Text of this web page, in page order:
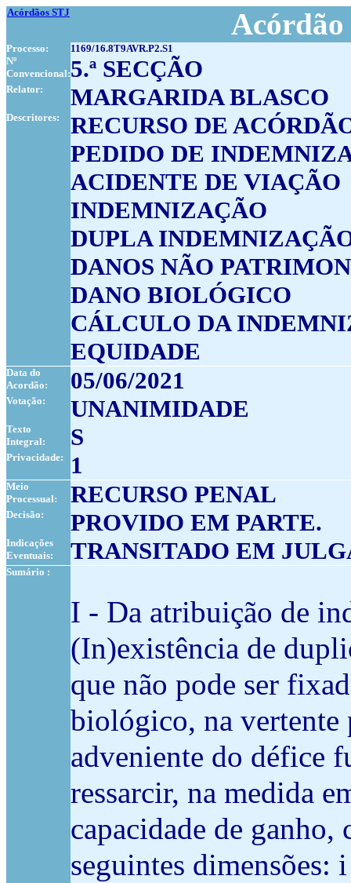
Acórdãos STJ
Processo:
1169/16.8T9AVR.P2.S1
Nº
Convencional:5.ª SECÇÃO
Relator: MARGARIDA BLASCO
Descritores:
RECURSO DE
PEDIDO DE
ACIDENTE DE VIAÇÃO
INDEMNIZAÇÃO
DUPLA
DANOS NÃO
DANO BIOLÓGICO
CÁLCULO DA
EQUIDADE
Data do
Acordão:
05/06/2021
Votação: UNANIMIDADE
Texto
Integral:
S
Privacidade: 1
Meio
Processual:
RECURSO PENAL
Decisão: PROVIDO EM PARTE.
Indicações
Eventuais:
TRANSITADO EM
Sumário :
I - Da atribuição de
(In)existência de
que não pode ser
biológico, na
adveniente do défice
ressarcir, na medida
capacidade de
seguintes dimensões: